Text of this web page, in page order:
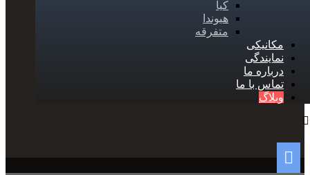
کیا
هیوندا
متفرقه
مکانیکی
نمایندگی
درباره ما
تماس با ما
وبلاگ